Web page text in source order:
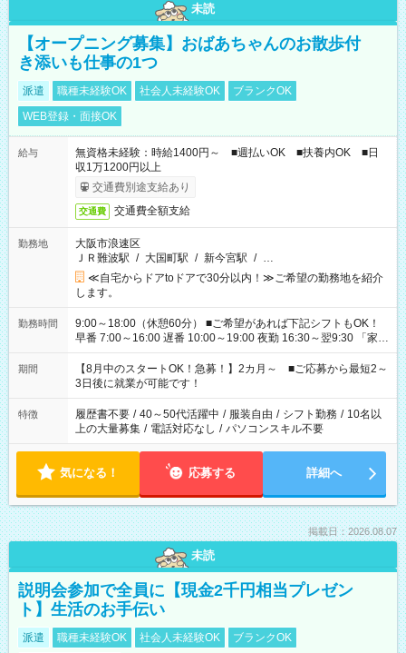
未読
【オープニング募集】おばあちゃんのお散歩付
き添いも仕事の1つ
派遣 職種未経験OK 社会人未経験OK
ブランクOK
WEB登録・面接OK
給与
無資格未経験：時給1400円～ ■週払いOK ■扶養内OK ■日
収1万1200円以上
交通費別途支給あり
交通費 交通費全額支給
勤務地
大阪市浪速区
ＪＲ難波駅 / 大国町駅 / 新今宮駅 / …
≪自宅からドアtoドアで30分以内！≫ご希望の勤務地を紹介
します。
勤務時間
9:00～18:00（休憩60分） ■ご希望があれば下記シフトもOK！
早番 7:00～16:00 遅番 10:00～19:00 夜勤 16:30～翌9:30 「家族
と休みを合わせたい」 「余裕を持って夕飯の準備がしたい」
「できれば残業はしたくない」 など、ご希望を教えてください
ね。 ※Wワーク希望の方へ 今ご覧のお仕事で希望する勤務時間
と、もう1つのお仕事の勤務時間。 合計で週40時間を超える場
合は応募できません。
期間
【8月中のスタートOK！急募！】2カ月～ ■ご応募から最短2～
3日後に就業が可能です！
特徴 履歴書不要 / 40～50代活躍中 / 服装自由 / シフト勤務 / 10名以
上の大量募集 / 電話対応なし / パソコンスキル不要
気になる！ 応募する 詳細へ
掲載日：2026.08.07
未読
説明会参加で全員に【現金2千円相当プレゼン
ト】生活のお手伝い
派遣 職種未経験OK 社会人未経験OK
ブランクOK